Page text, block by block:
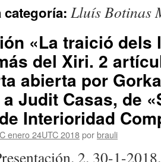
Lluís Botinas
«La traició dels
del Xiri. 2
abierta por
Judit Casas, de
Interioridad
enero 24UTC 2018porbrauli
2. 30-1-